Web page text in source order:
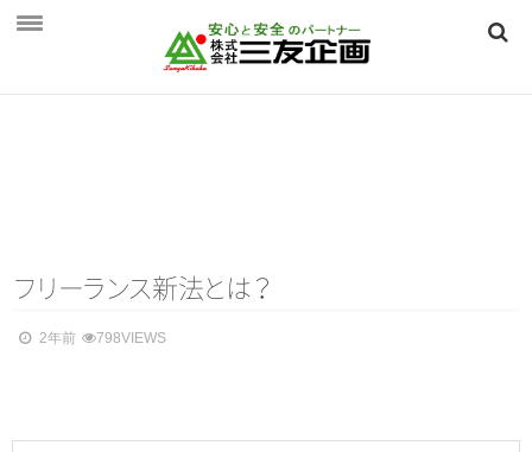
保険相談のご案内
個人向け ～生活を守る保険～
フ リ ーラ ンス 新法と は ？
2年前 798VIEWS